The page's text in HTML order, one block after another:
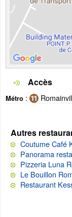
Accès
Métro :
Autres
Coutume Café
Panorama
Pizzeria Luna
Le Bouillon
Restaurant